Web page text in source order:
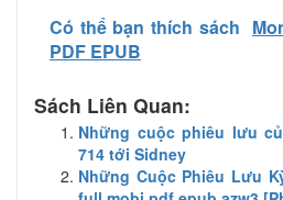
Có thể bạn thích sách
PDF EPUB
Sách Liên Quan:
Những cuộc phiêu lưu
714 tới Sidney
Những Cuộc Phiêu Lưu